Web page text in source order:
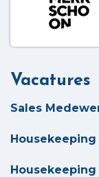
Vacatures
Sales